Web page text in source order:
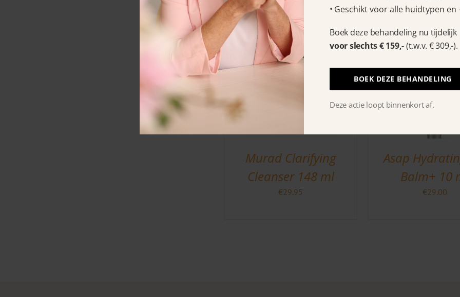
€ 29.95 € 29.95
Murad Clarifying
Cleanser 148 ml
€29.95
Asap
Balm+ 10
€29.00
Geschikt voor alle huidtypen en
Boek deze behandeling nu tijdelijk
voor slechts € 159,-(t.w.v. € 309,-).
BOEK DEZE BEHANDELING
Deze actie loopt binnenkort af.